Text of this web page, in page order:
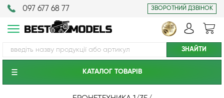
097 677 68 77 ЗВОРОТНИЙ ДЗВІНОК
КАТАЛОГ ТОВАРIВ